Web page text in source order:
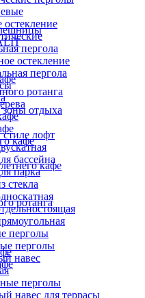
остекление
пергола
остекление
пергола
зоны отдыха
лофт
бассейна
парка
стекла
перголы
перголы
навес
перголы
навес для террасы
ротанга
кафе
кафе
ротанга